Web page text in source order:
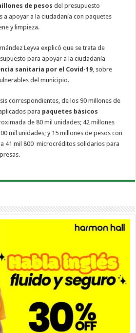
de pesos del presupuesto
a apoyar a la ciudadanía con paquetes
y limpieza.
Leyva explicó que se trata de
para apoyar a la ciudadanía
sanitaria por el Covid-19, sobre
del municipio.
correspondientes, de los 90 millones de
para paquetes básicos
de 80 mil unidades; 42 millones
mil unidades; y 15 millones de pesos con
41 mil 800 microcréditos solidarios para